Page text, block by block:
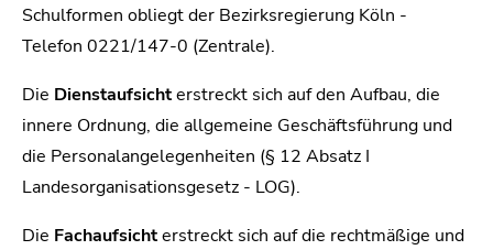
Schulformen obliegt der Bezirksregierung Köln -
Telefon 0221/147-0 (Zentrale).
Die Dienstaufsichterstreckt sich auf den Aufbau, die
innere Ordnung, die allgemeine Geschäftsführung und
die Personalangelegenheiten (§ 12 Absatz I
Landesorganisationsgesetz - LOG).
Die Fachaufsichterstreckt sich auf die rechtmäßige und